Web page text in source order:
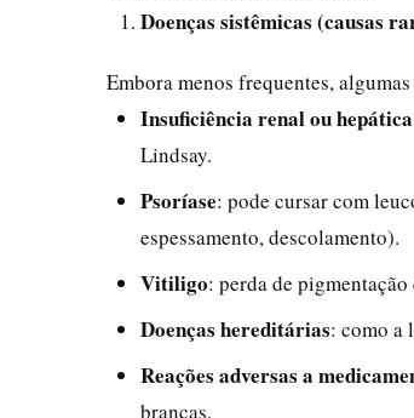
Doenças sistêmicas (causas
Embora menos frequentes,
Insuficiência renal ou
Lindsay.
Psoríase: pode cursar com
espessamento, descolamento).
Vitiligo: perda de
Doenças hereditárias: como a
Reações adversas a
brancas.